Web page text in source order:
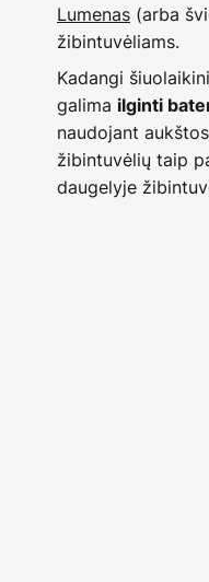
Lumenas (arba
žibintuvėliams.
Kadangi
galima ilginti
naudojant
žibintuvėlių taip
daugelyje